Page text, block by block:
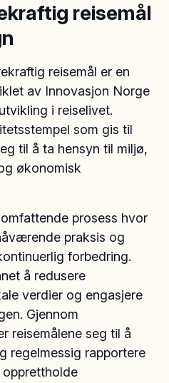
reisemål
reisemål er en
av Innovasjon Norge
i reiselivet.
som gis til
til å ta hensyn til miljø,
økonomisk
prosess hvor
praksis og
forbedring.
å redusere
verdier og engasjere
Gjennom
reisemålene seg til å
regelmessig rapportere